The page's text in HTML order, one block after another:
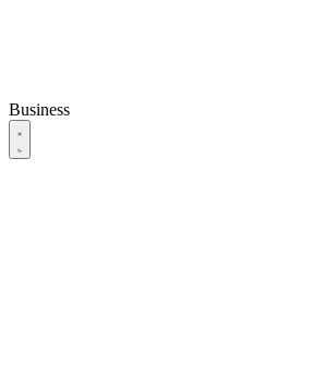
Business